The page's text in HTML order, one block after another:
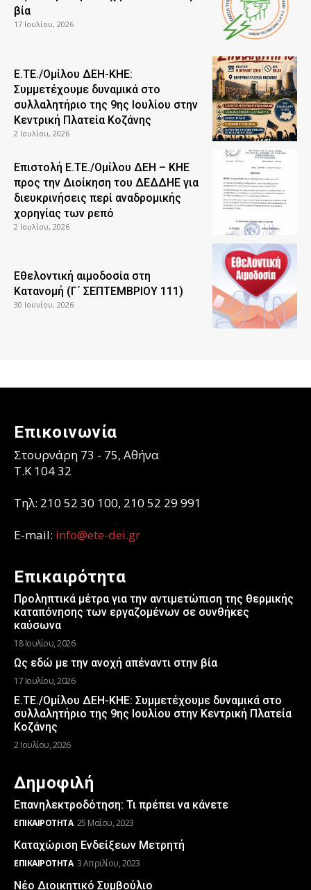
βία
17 Ιουλίου, 2026
Ε.ΤΕ./Ομίλου ΔΕΗ-ΚΗΕ:
Συμμετέχουμε δυναμικά στο
συλλαλητήριο της 9ης Ιουλίου στην
Κεντρική Πλατεία Κοζάνης
2 Ιουλίου, 2026
Επιστολή Ε.ΤΕ./Ομίλου ΔΕΗ – ΚΗΕ
προς την Διοίκηση του ΔΕΔΔΗΕ για
διευκρινήσεις περί αναδρομικής
χορηγίας των ρεπό
2 Ιουλίου, 2026
Εθελοντική αιμοδοσία στη
Κατανομή (Γ΄ ΣΕΠΤΕΜΒΡΙΟΥ 111)
30 Ιουνίου, 2026
Επικοινωνία
Στουρνάρη 73 - 75, Αθήνα
T.K 104 32
Τηλ: 210 52 30 100, 210 52 29 991
E-mail: info@ete-dei.gr
Επικαιρότητα
Προληπτικά μέτρα για την αντιμετώπιση της θερμικής
καταπόνησης των εργαζομένων σε συνθήκες
καύσωνα
18 Ιουλίου, 2026
Ως εδώ με την ανοχή απέναντι στην βία
17 Ιουλίου, 2026
Ε.ΤΕ./Ομίλου ΔΕΗ-ΚΗΕ: Συμμετέχουμε δυναμικά στο
συλλαλητήριο της 9ης Ιουλίου στην Κεντρική Πλατεία
Κοζάνης
2 Ιουλίου, 2026
Δημοφιλή
Επανηλεκτροδότηση: Τι πρέπει να κάνετε
ΕΠΙΚΑΙΡΌΤΗΤΑ 25 Μαΐου, 2023
Καταχώριση Ενδείξεων Μετρητή
ΕΠΙΚΑΙΡΌΤΗΤΑ 3 Απριλίου, 2023
Νέο Διοικητικό Συμβούλιο